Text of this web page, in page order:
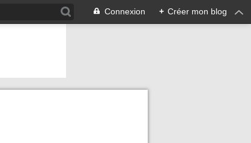
Connexion + Créer mon blog